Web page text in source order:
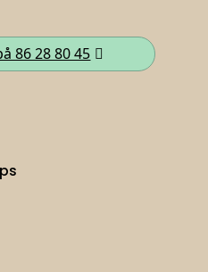
86 28 80 45